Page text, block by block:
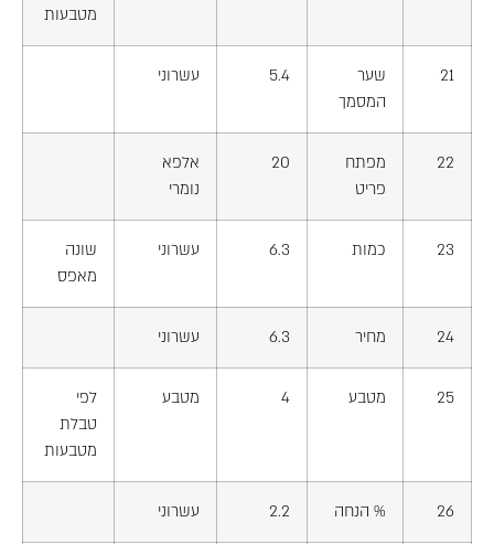
מטבעות
21
שער
המסמך
5.4 עשרוני
22
מפתח
פריט
20
אלפא
נומרי
23 כמות 6.3 עשרוני
שונה
מאפס
24 מחיר 6.3 עשרוני
25 מטבע 4 מטבע
לפי
טבלת
מטבעות
26 % הנחה 2.2 עשרוני